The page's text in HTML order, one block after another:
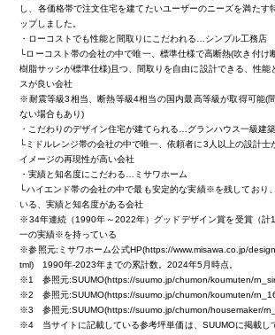
し、各価格帯で注文住宅を建てたいユーザーのニーズを満たす
ップしました。
・ローコストでも性能と間取りにこだわれる…シンプル工務店
└ローコスト帯の会社の中で唯一、標準仕様で高断熱(吹き付け
樹脂サッシが標準仕様)且つ、間取りを自由に設計できる、性能
スが良い会社
※耐震等級3相当、断熱等級4相当の国内最高等級が取得可能(
ない場合もあり)
・こだわりのデザイン住宅が建てられる…グランハウス一級建
└ミドルレンジ帯の会社の中で唯一、依頼者に3人以上の設計士
イメージの再現性が高い会社
・実績と知名度にこだわる…ミサワホーム
└ハイエンド帯の会社の中で最も安定的な実績※を残しており
いる、実績と知名度がある会社
※34年連続（1990年～2022年）グッドデザイン賞を受賞（計
一の実績※を持っている
※参照元:ミサワホーム公式HP(https://www.misawa.co.jp/
tml) 1990年-2023年までの累計数。2024年5月時点。
※1 参照元:SUUMO(https://suumo.jp/chumon/koumuten/
※2 参照元:SUUMO(https://suumo.jp/chumon/koumuten/
※3 参照元:SUUMO(https://suumo.jp/chumon/housemaker/
※4 当サイトに記載している参考坪単価は、SUUMOに掲載し